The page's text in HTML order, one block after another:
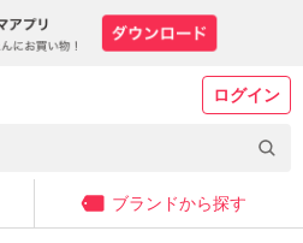
ログイン
ブランドから探す